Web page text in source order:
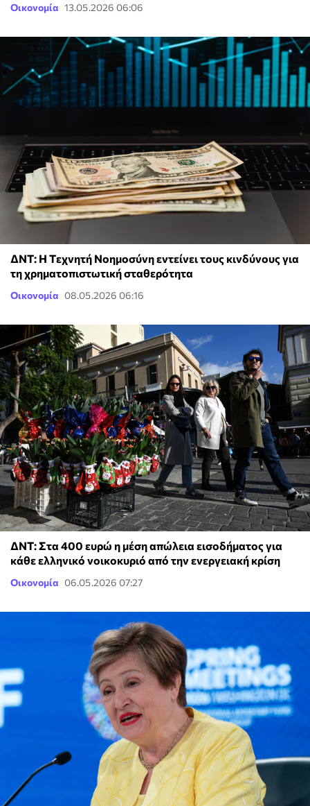
Οικονομία 13.05.2026 06:06
ΔΝΤ: Η Tεχνητή Nοημοσύνη εντείνει τους κινδύνους για
τη χρηματοπιστωτική σταθερότητα
Οικονομία 08.05.2026 06:16
ΔΝΤ: Στα 400 ευρώ η μέση απώλεια εισοδήματος για
κάθε ελληνικό νοικοκυριό από την ενεργειακή κρίση
Οικονομία 06.05.2026 07:27